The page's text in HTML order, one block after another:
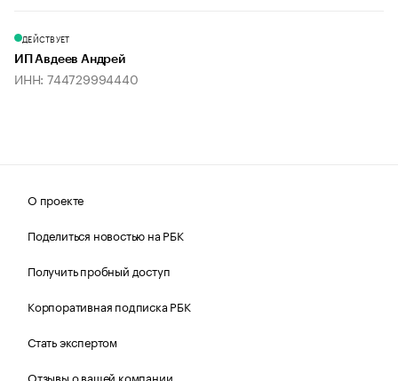
ДЕЙСТВУЕТ
ИП Авдеев Андрей
ИНН: 744729994440
О проекте
Поделиться новостью на РБК
Получить пробный доступ
Корпоративная подписка РБК
Стать экспертом
Отзывы о вашей компании